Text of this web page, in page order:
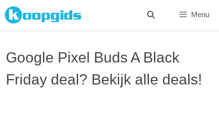
Spring
naar
Menu
Google Pixel Buds A Black
Friday deal? Bekijk alle deals!